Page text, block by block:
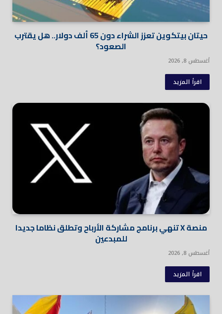
حيتان بيتكوين تعزز الشراء دون 65 ألف دولار.. هل يقترب
الصعود؟
أغسطس 8, 2026
اقرأ المزيد
منصة X تنهي برنامج مشاركة الأرباح وتطلق نظاما جديدا
للمبدعين
أغسطس 8, 2026
اقرأ المزيد